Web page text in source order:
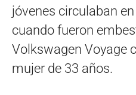
jóvenes circulaban
cuando fueron
Volkswagen Voyage
mujer de 33 años.